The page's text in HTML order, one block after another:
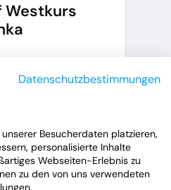
Westkurs
LUXCRUISES
Datenschutzbestimmungen
Besucherdaten platzieren,
personalisierte Inhalte
Webseiten-Erlebnis zu
zu den von uns verwendeten